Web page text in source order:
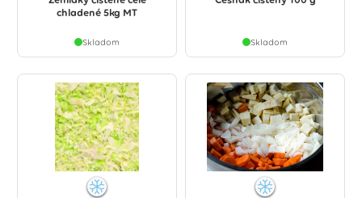
chladené 5kg MT
Skladom Skladom